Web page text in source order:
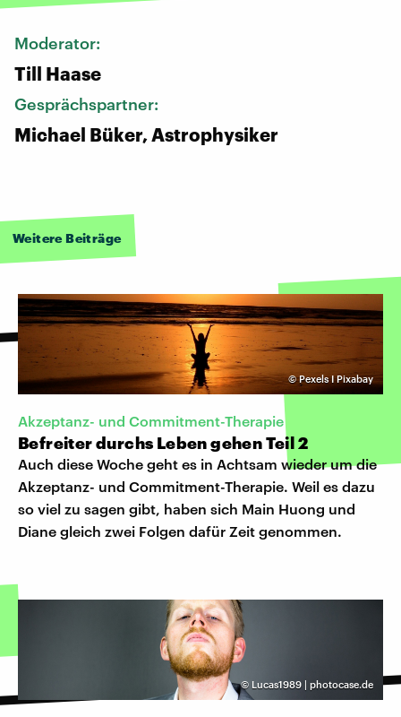
Moderator:
Till Haase
Gesprächspartner:
Michael Büker, Astrophysiker
Weitere Beiträge
©Pexels I Pixabay
Akzeptanz- und Commitment-Therapie
Befreiter durchs Leben gehen Teil 2
Auch diese Woche geht es in Achtsam wieder um die
Akzeptanz- und Commitment-Therapie. Weil es dazu
so viel zu sagen gibt, haben sich Main Huong und
Diane gleich zwei Folgen dafür Zeit genommen.
© Lucas1989 | photocase.de